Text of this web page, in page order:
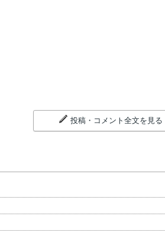
投稿・コメント全文を見る